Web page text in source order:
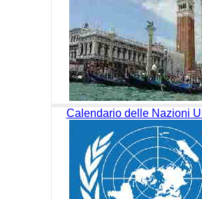
Calendario delle Nazioni